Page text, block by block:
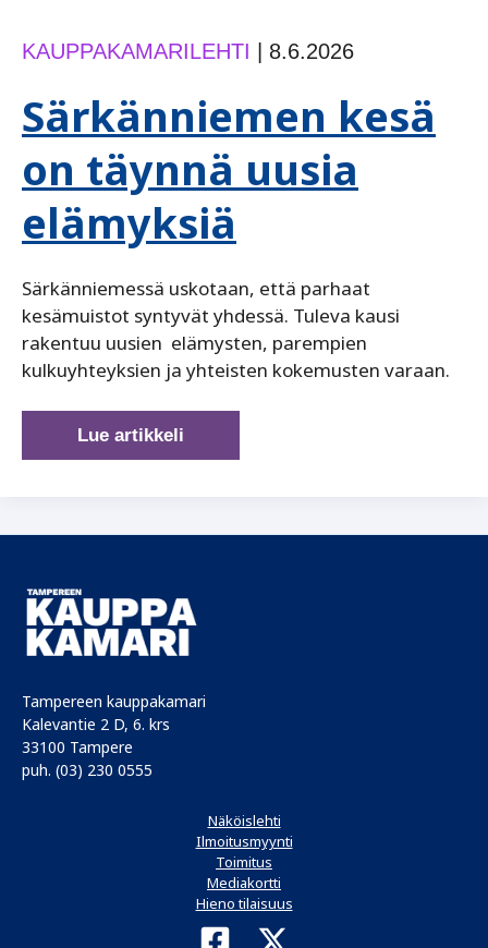
KAUPPAKAMARILEHTI 8.6.2026
Särkänniemen kesä
on täynnä uusia
elämyksiä
Särkänniemessä uskotaan, että parhaat
kesämuistot syntyvät yhdessä. Tuleva kausi
rakentuu uusien elämysten, parempien
kulkuyhteyksien ja yhteisten kokemusten varaan.
Särkänniemen
kesä
Lue artikkeli
Tampereen kauppakamari
Kalevantie 2 D, 6. krs
33100 Tampere
puh. (03) 230 0555
Näköislehti
Ilmoitusmyynti
Toimitus
Mediakortti
Hieno tilaisuus